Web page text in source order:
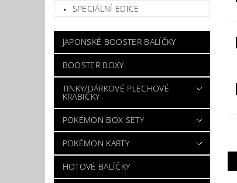
SPECIÁLNÍ EDICE
JAPONSKÉ BOOSTER BALÍČKY
BOOSTER BOXY
TINKY/DÁRKOVÉ PLECHOVÉ
KRABIČKY
POKÉMON BOX SETY
POKÉMON KARTY
HOTOVÉ BALÍČKY